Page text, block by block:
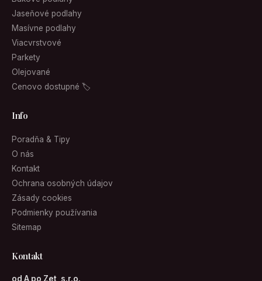
Jaseňové podlahy
Masívne podlahy
Viacvrstvové
Parkety
Olejované
Cenovo dostupné 🏷
Info
Poradňa & Tipy
O nás
Kontakt
Ochrana osobných údajov
Zásady cookies
Podmienky používania
Sitemap
Kontakt
od A po Zet, s.r.o.